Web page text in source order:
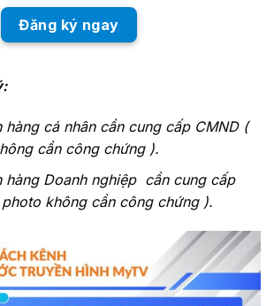
Đăng ký ngay
cá nhân cần cung cấp CMND (
cần công chứng ).
Doanh nghiệp cần cung cấp
photo không cần công chứng ).